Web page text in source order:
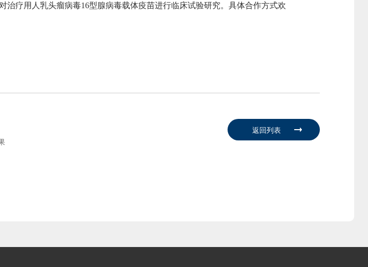
治疗用人乳头瘤病毒16型腺病毒载体疫苗进行临床试验研究。具体合作方式欢